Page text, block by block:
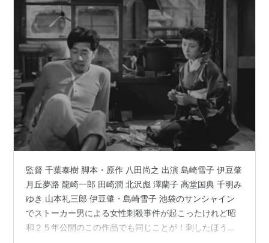
監督 千葉泰樹 脚本・原作 八田尚之 出演 島崎雪子 伊豆肇
月丘夢路 龍崎一郎 田崎潤 北沢彪 澤蘭子 高堂国典 千明み
ゆき 山本礼三郎 伊豆肇・島崎雪子 池袋のサンシャイン
でストーカー男による女性刺殺事件が起こったけれど昭
和２５年公開のこの作品でも同じことが！刺したほうも